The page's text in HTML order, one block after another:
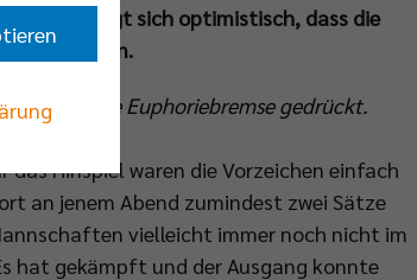
und zeigt sich optimistisch, dass die
können.
auf die Euphoriebremse gedrückt.
Hinspiel waren die Vorzeichen einfach
an jenem Abend zumindest zwei Sätze
vielleicht immer noch nicht im
hat gekämpft und der Ausgang konnte